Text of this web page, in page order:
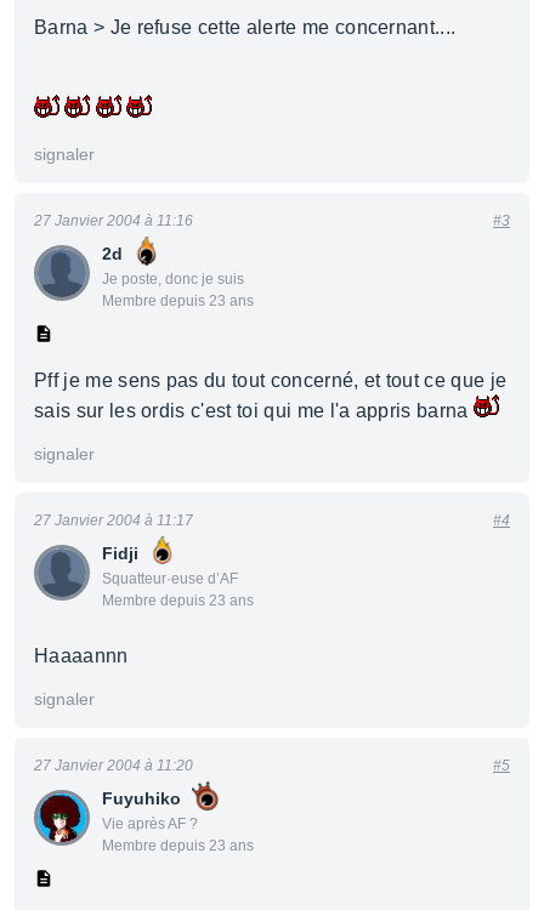
Barna > Je refuse cette alerte me concernant....
signaler
2d
Je poste, donc je suis
Membre depuis 23 ans
27 Janvier 2004 à 11:16 #3
Pff je me sens pas du tout concerné, et tout ce que je
sais sur les ordis c'est toi qui me l'a appris barna
signaler
Fidji
Squatteur·euse d’AF
Membre depuis 23 ans
27 Janvier 2004 à 11:17 #4
Haaaannn
signaler
Fuyuhiko
Vie après AF ?
Membre depuis 23 ans
27 Janvier 2004 à 11:20 #5